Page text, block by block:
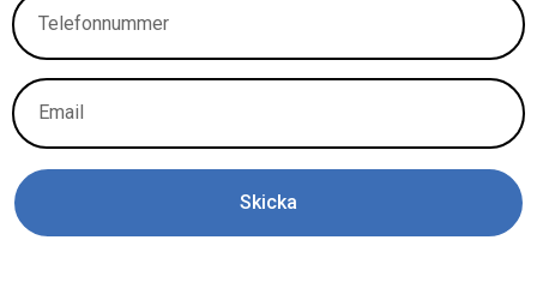
Skicka